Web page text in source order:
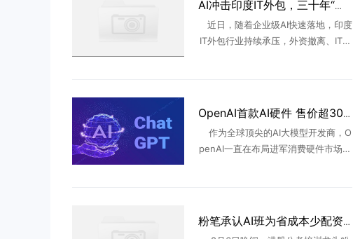
AI冲击印度IT外包，三十年“外包神话”破灭
近日，随着企业级AI快速落地，印度
IT外包行业持续承压，外资撤离、IT股
OpenAI首款AI硬件 售价超300美元
作为全球顶尖的AI大模型开发商，O
penAI一直在布局进军消费硬件市场。
粉笔承认AI班为省成本少配资料